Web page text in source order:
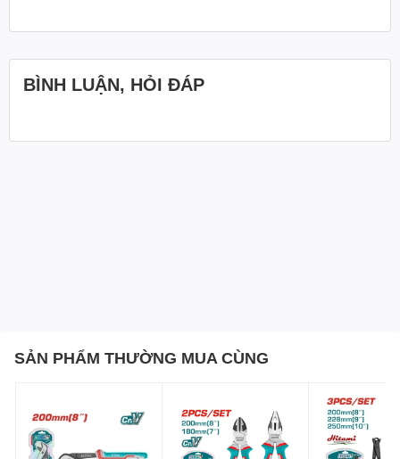
BÌNH LUẬN, HỎI ĐÁP
SẢN PHẨM THƯỜNG MUA CÙNG